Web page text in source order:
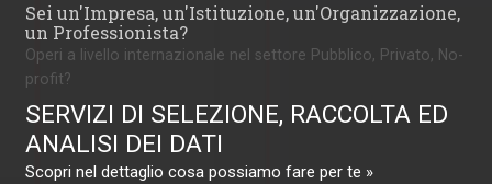
Sei un'Impresa, un'Istituzione, un'Organizzazione,
un Professionista?
Operi a livello internazionale nel settore Pubblico, Privato, No-
profit?
SERVIZI DI SELEZIONE, RACCOLTA ED
ANALISI DEI DATI
Scopri nel dettaglio cosa possiamo fare per te »